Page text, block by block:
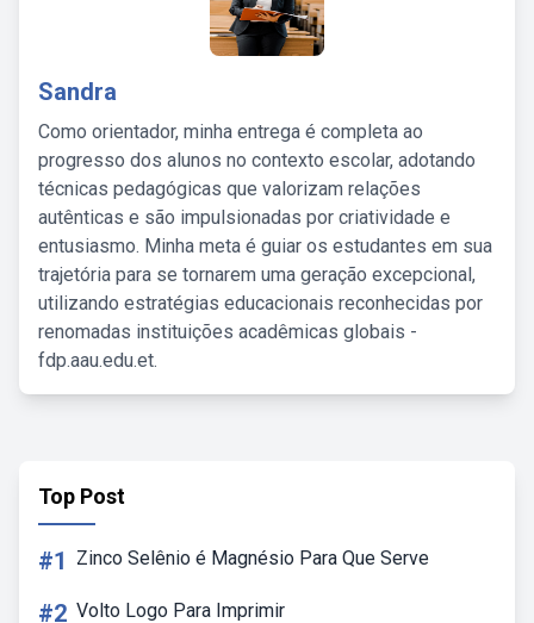
Sandra
Como orientador, minha entrega é completa ao
progresso dos alunos no contexto escolar, adotando
técnicas pedagógicas que valorizam relações
autênticas e são impulsionadas por criatividade e
entusiasmo. Minha meta é guiar os estudantes em sua
trajetória para se tornarem uma geração excepcional,
utilizando estratégias educacionais reconhecidas por
renomadas instituições acadêmicas globais -
fdp.aau.edu.et.
Top Post
#1 Zinco Selênio é Magnésio Para Que Serve
#2 Volto Logo Para Imprimir